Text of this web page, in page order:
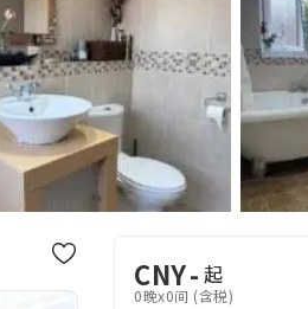
CNY- 起
0晚x0间 (含税)